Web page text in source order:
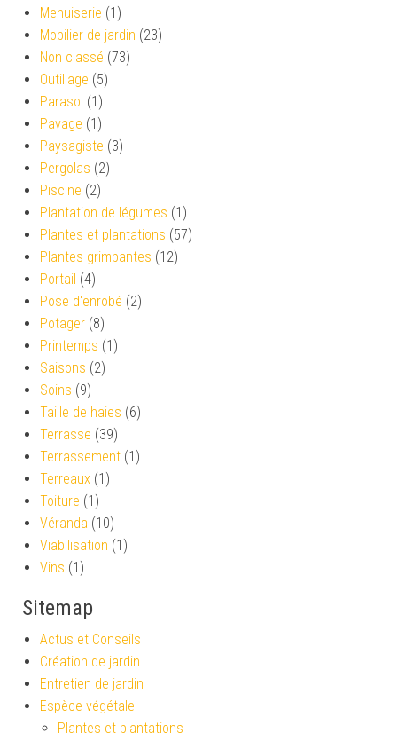
Menuiserie (1)
Mobilier de jardin (23)
Non classé (73)
Outillage (5)
Parasol (1)
Pavage (1)
Paysagiste (3)
Pergolas (2)
Piscine (2)
Plantation de légumes (1)
Plantes et plantations (57)
Plantes grimpantes (12)
Portail (4)
Pose d'enrobé (2)
Potager (8)
Printemps (1)
Saisons (2)
Soins (9)
Taille de haies (6)
Terrasse (39)
Terrassement (1)
Terreaux (1)
Toiture (1)
Véranda (10)
Viabilisation (1)
Vins (1)
Sitemap
Actus et Conseils
Création de jardin
Entretien de jardin
Espèce végétale
Plantes et plantations